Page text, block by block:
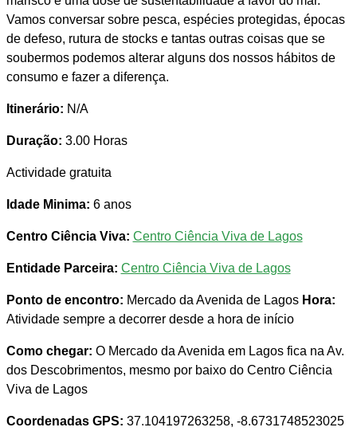
Vamos conversar sobre pesca, espécies protegidas, épocas
de defeso, rutura de stocks e tantas outras coisas que se
soubermos podemos alterar alguns dos nossos hábitos de
consumo e fazer a diferença.
Itinerário: N/A
Duração: 3.00 Horas
Actividade gratuita
Idade Minima: 6 anos
Centro Ciência Viva: Centro Ciência Viva de Lagos
Entidade Parceira: Centro Ciência Viva de Lagos
Ponto de encontro: Mercado da Avenida de Lagos Hora:
Atividade sempre a decorrer desde a hora de início
Como chegar: O Mercado da Avenida em Lagos fica na Av.
dos Descobrimentos, mesmo por baixo do Centro Ciência
Viva de Lagos
Coordenadas GPS: 37.104197263258, -8.6731748523025